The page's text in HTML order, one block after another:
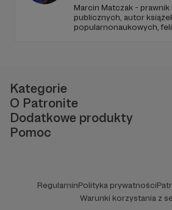
Marcin Matczak -
publicznych, autor
popularnonaukowych,
Kategorie
O Patronite
Dodatkowe produkty
Pomoc
RegulaminPolityka prywatności
Warunki korzystania z